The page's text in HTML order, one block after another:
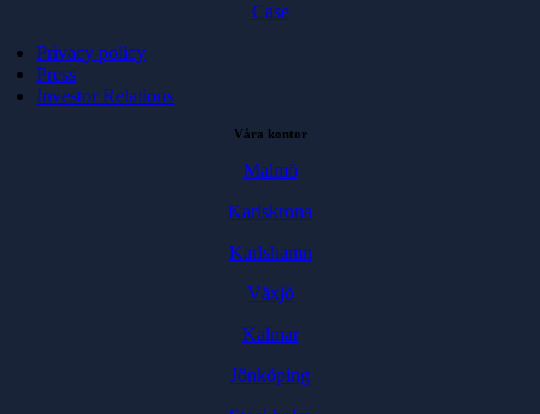
Case
Privacy policy
Press
Investor Relations
Våra kontor
Malmö
Karlskrona
Karlshamn
Växjö
Kalmar
Jönköping